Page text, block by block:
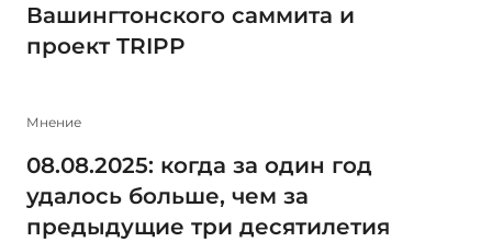
Вашингтонского саммита и
проект TRIPP
Мнение
08.08.2025: когда за один год
удалось больше, чем за
предыдущие три десятилетия